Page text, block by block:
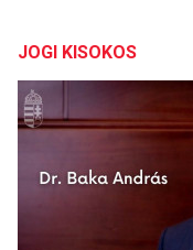
JOGI KISOKOS